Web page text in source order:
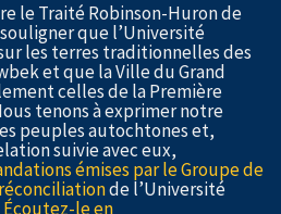
le Traité Robinson-Huron de
que l’Université
les terres traditionnelles des
et que la Ville du Grand
celles de la Première
tenons à exprimer notre
peuples autochtones et,
suivie avec eux,
émises par le Groupe de
de l’Université
Écoutez-le en